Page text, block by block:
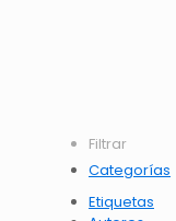
Filtrar
Categorías
Etiquetas